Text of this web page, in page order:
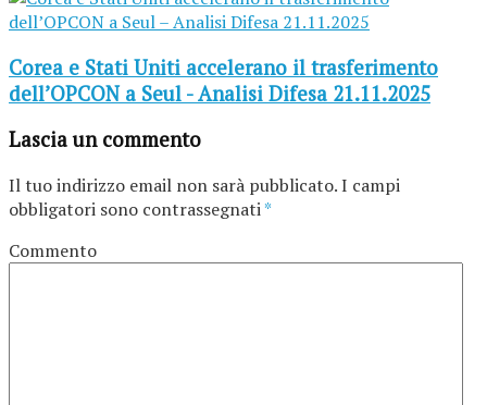
Corea e Stati Uniti accelerano il trasferimento
dell’OPCON a Seul - Analisi Difesa 21.11.2025
Lascia un commento
Il tuo indirizzo email non sarà pubblicato.I campi
obbligatori sono contrassegnati*
Commento